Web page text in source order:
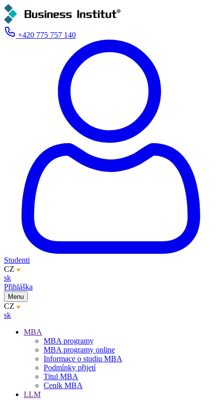
+420 775 757 140
Studenti
CZ
sk
Přihláška
Menu
CZ
sk
MBA
MBA programy
MBA programy online
Informace o studiu MBA
Podmínky přijetí
Titul MBA
Ceník MBA
LLM